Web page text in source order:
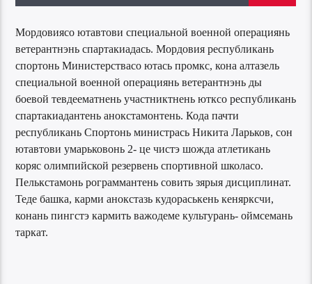
Мордовиясо ютавтови специальной военной операциянь
ветерантнэнь спартакиадась. Мордовия республикань
спортонь Министерствасо ютась промкс, кона алтазель
специальной военной операциянь ветерантнэнь ды
боевой тевдеематнень участниктнень ютксо республикань
спартакиадантень анокстамонтень. Кода пачти
республикань Спортонь министрась Никита Ларьков, сон
ютавтови умарьковонь 2- це чистэ шожда атлетикань
коряс олимпийской резервень спортивной школасо.
Пелькстамонь рограммантень совить зярыя дисциплинат.
Теде башка, карми анокстазь кудораськень кенярксчи,
конань пингстэ кармить важодеме культурань- оймсемань
таркат.